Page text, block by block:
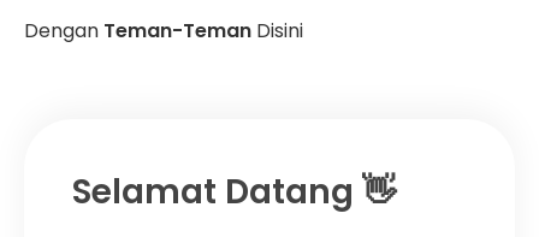
Dengan Teman-Teman Disini
Selamat Datang 👋